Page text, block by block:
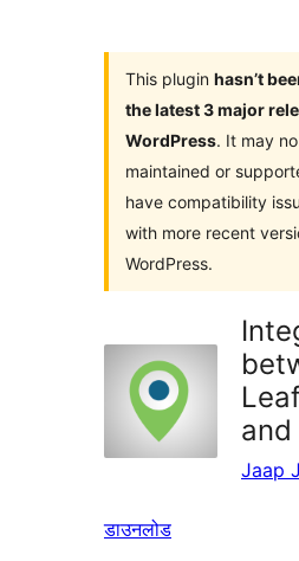
This plugin hasn’t
the latest 3 major
WordPress. It may
maintained or
have compatibility
with more recent
WordPress.
and
Jaap
डाउनलोड